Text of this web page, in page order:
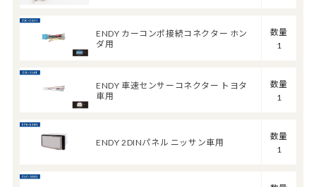
ENDY カーコンポ接続コネクター ホン
ダ用
数量
1
ENDY 車速センサーコネクター トヨタ
車用
数量
1
ENDY 2DINパネル ニッサン車用
数量
1